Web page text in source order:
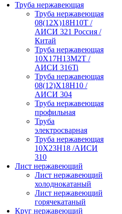
Труба нержавеющая
Труба нержавеющая
08(12Х)18Н10Т /
АИСИ 321 Россия /
Китай
Труба нержавеющая
10Х17Н13М2Т /
АИСИ 316Ti
Труба нержавеющая
08(12)Х18Н10 /
АИСИ 304
Труба нержавеющая
профильная
Труба
электросварная
Труба нержавеющая
10Х23Н18 /АИСИ
310
Лист нержавеющий
Лист нержавеющий
холоднокатаный
Лист нержавеющий
горячекатаный
Круг нержавеющий